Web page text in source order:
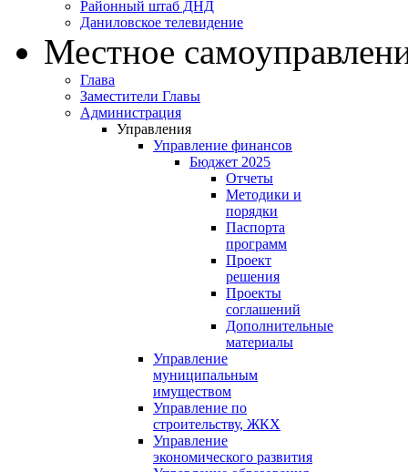
Районный штаб ДНД
Даниловское телевидение
Местное
Глава
Заместители Главы
Администрация
Управления
Управление финансов
Бюджет 2025
Отчеты
Методики и
порядки
Паспорта
программ
Проект
решения
Проекты
соглашений
Дополнительные
материалы
Управление
муниципальным
имуществом
Управление по
строительству, ЖКХ
Управление
экономического развития